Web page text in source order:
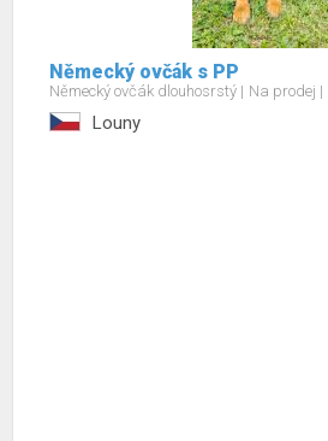
Německý ovčák s PP
Německý ovčák dlouhosrstý Na prodej
Louny